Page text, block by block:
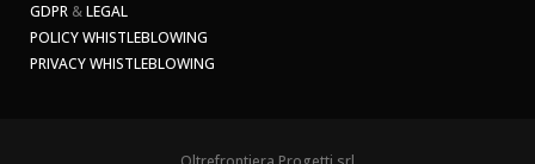
GDPR &LEGAL
POLICY WHISTLEBLOWING
PRIVACY WHISTLEBLOWING